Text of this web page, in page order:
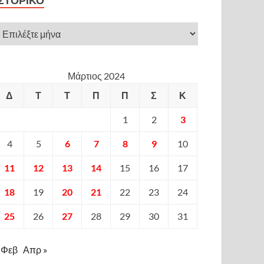
Μάρτιος 2024
Δ
Τ Τ Π Π Σ Κ
1 2 3
4 5 6 7 8 9 10
11 12 13 14 15 16 17
18 19 20 21 22 23 24
25 26 27 28 29 30 31
Φεβ Απρ »